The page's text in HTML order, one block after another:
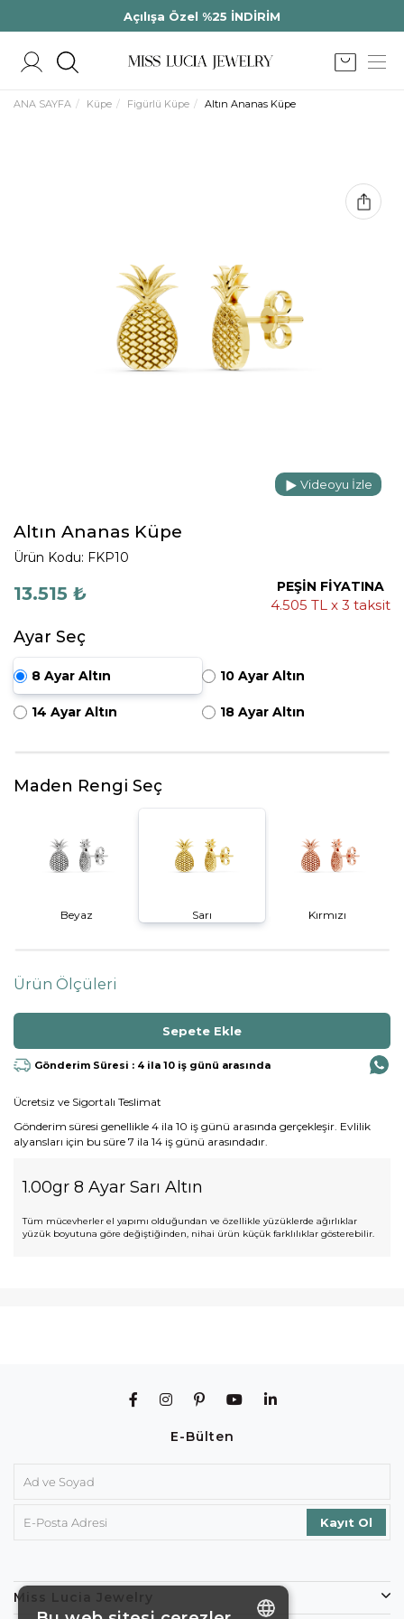
Açılışa Özel %25 İNDİRİM
ANA SAYFA Küpe Figürlü Küpe Altın Ananas Küpe
Videoyu İzle
Altın Ananas Küpe
Ürün Kodu: FKP10
13.515 ₺ PEŞİN FİYATINA
4.505 TL x 3 taksit
Ayar Seç
8 Ayar Altın 10 Ayar Altın
14 Ayar Altın 18 Ayar Altın
Maden Rengi Seç
Beyaz Sarı Kırmızı
Ürün Ölçüleri
Gönderim Süresi : 4 ila 10 iş günü arasında
Ücretsiz ve Sigortalı Teslimat
Gönderim süresi genellikle 4 ila 10 iş günü arasında gerçekleşir. Evlilik
alyansları için bu süre 7 ila 14 iş günü arasındadır.
1.00gr 8 Ayar Sarı Altın
Tüm mücevherler el yapımı olduğundan ve özellikle yüzüklerde ağırlıklar
yüzük boyutuna göre değiştiğinden, nihai ürün küçük farklılıklar gösterebilir.
E-Bülten
Miss Lucia Jewelry